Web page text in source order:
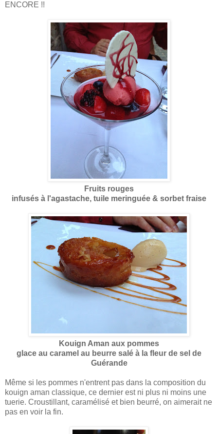
ENCORE !!
Fruits rouges
infusés à l'agastache, tuile meringuée & sorbet fraise
Kouign Aman aux pommes
glace au caramel au beurre salé à la fleur de sel de
Guérande
Même si les pommes n'entrent pas dans la composition du
kouign aman classique, ce dernier est ni plus ni moins une
tuerie. Croustillant, caramélisé et bien beurré, on aimerait ne
pas en voir la fin.